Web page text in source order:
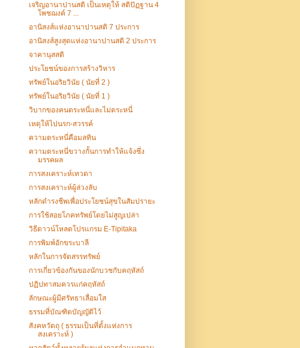
เจริญอานาปานสติ เป็นเหตุให้ สติปัฏฐาน 4
โพชฌงค์ 7 ...
อานิสงส์แห่งอานาปานสติ 7 ประการ
อานิสงส์สูงสุดแห่งอานาปานสติ 2 ประการ
จาคานุสสติ
ประโยชน์ของการสร้างวิหาร
ทรัพย์ในอริยวินัย ( นัยที่ 2 )
ทรัพย์ในอริยวินัย ( นัยที่ 1 )
วิบากของคนตระหนี่และไม่ตระหนี่
เหตุให้ไปนรก-สวรรค์
ความตระหนี่คือมลทิน
ความตระหนี่ขวางกั้นการทำให้แจ้งซึ่ง
มรรคผล
การสงเคราะห์เทวดา
การสงเคราะห์ผู้ล่วงลับ
หลักดํารงชีพเพื่อประโยชน์สุขในสัมปรายะ
การใช้สอยโภคทรัพย์โดยไม่สูญเปล่า
วิธีดาวน์โหลดโปรแกรม E-Tipitaka
การพิมพ์อักขระบาลี
หลักในการจัดสรรทรัพย์
การเกี่ยวข้องกันของนักบวชกับคฤหัสถ์
ปฏิปทาสมควรแก่คฤหัสถ์
ลักษณะผู้มีศรัทธาเลื่อมใส
ธรรมที่บัณฑิตบัญญัติไว้
สังคหวัตถุ ( ธรรมเป็นที่ตั้งแห่งการ
สงเคราะห์ )